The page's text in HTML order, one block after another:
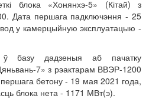
блока «Хонянхэ-5» (Кітай) з
Дата першага падключэння - 25
у камерцыйную эксплуатацыю -
базу дадзеныя аб пачатку
7» з рэактарам ВВЭР-1200
бетону - 19 мая 2021 года,
блока нета - 1171 МВт(э).